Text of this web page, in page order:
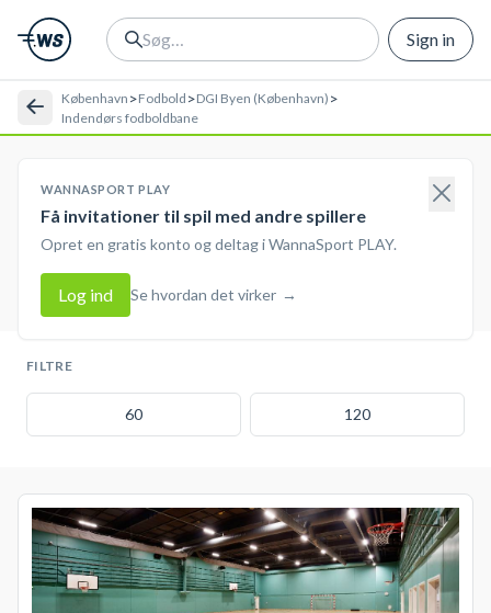
Sign in
København >Fodbold >DGI Byen (København) >
Indendørs fodboldbane
WANNASPORT PLAY
Få invitationer til spil med andre spillere
Opret en gratis konto og deltag i WannaSport PLAY.
Log ind Se hvordan det virker →
FILTRE
60 120